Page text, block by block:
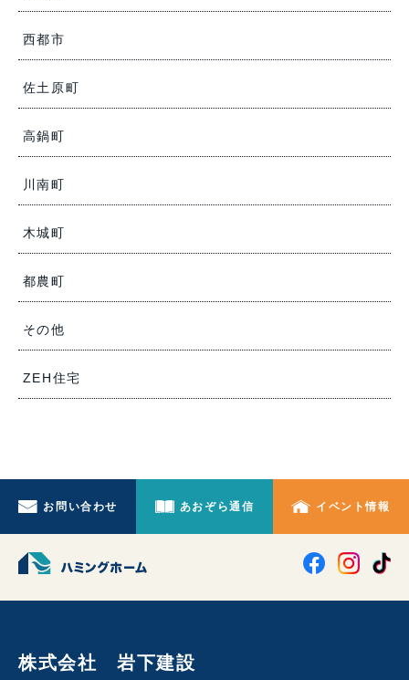
西都市
佐土原町
高鍋町
川南町
木城町
都農町
その他
ZEH住宅
お問い合わせ あおぞら通信 イベント情報
株式会社 岩下建設